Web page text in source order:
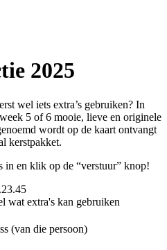
2025
wel iets extra’s gebruiken? In
5 of 6 mooie, lieve en originele
wordt op de kaart ontvangt
kerstpakket.
in en klik op de “verstuur” knop!
wat extra's kan gebruiken
(van die persoon)